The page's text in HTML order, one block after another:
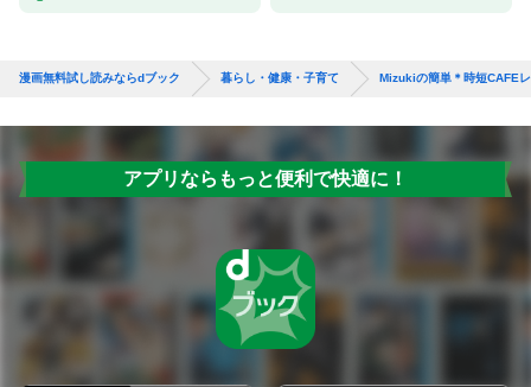
漫画無料試し読みならdブック 暮らし・健康・子育て Mizukiの簡単＊時短CAFE
アプリならもっと便利で快適に！